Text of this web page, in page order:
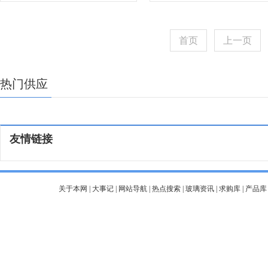
首页 上一页
热门供应
友情链接
关于本网 大事记 网站导航 热点搜索 玻璃资讯 求购库 产品库